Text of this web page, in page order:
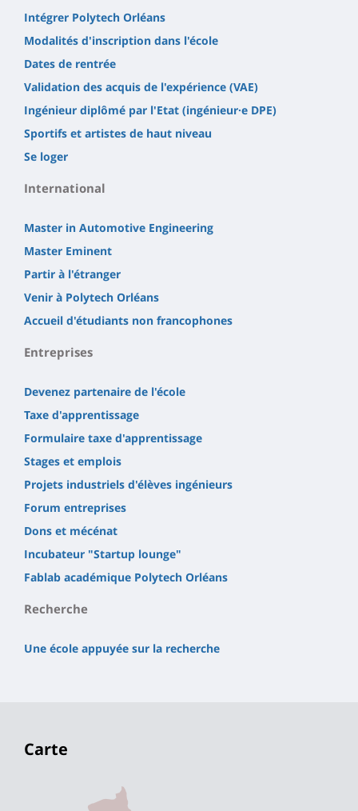
Intégrer Polytech Orléans
Modalités d'inscription dans l'école
Dates de rentrée
Validation des acquis de l'expérience (VAE)
Ingénieur diplômé par l'Etat (ingénieur·e DPE)
Sportifs et artistes de haut niveau
Se loger
International
Master in Automotive Engineering
Master Eminent
Partir à l'étranger
Venir à Polytech Orléans
Accueil d'étudiants non francophones
Entreprises
Devenez partenaire de l'école
Taxe d'apprentissage
Formulaire taxe d'apprentissage
Stages et emplois
Projets industriels d'élèves ingénieurs
Forum entreprises
Dons et mécénat
Incubateur "Startup lounge"
Fablab académique Polytech Orléans
Recherche
Une école appuyée sur la recherche
Carte